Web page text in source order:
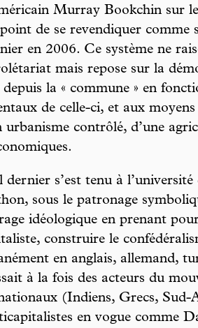
Murray Bookchin sur
de se revendiquer comme
en 2006. Ce système ne
mais repose sur la
depuis la « commune » en
de celle-ci, et aux
urbanisme contrôlé, d’une
s’est tenu à
sous le patronage
idéologique en prenant
construire le
en anglais, allemand,
à la fois des acteurs du
(Indiens, Grecs, Sud-
en vogue comme